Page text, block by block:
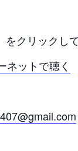
クリックし
ネットで聴く